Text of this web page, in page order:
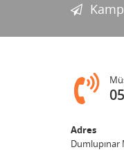
Adres
Dumlupınar